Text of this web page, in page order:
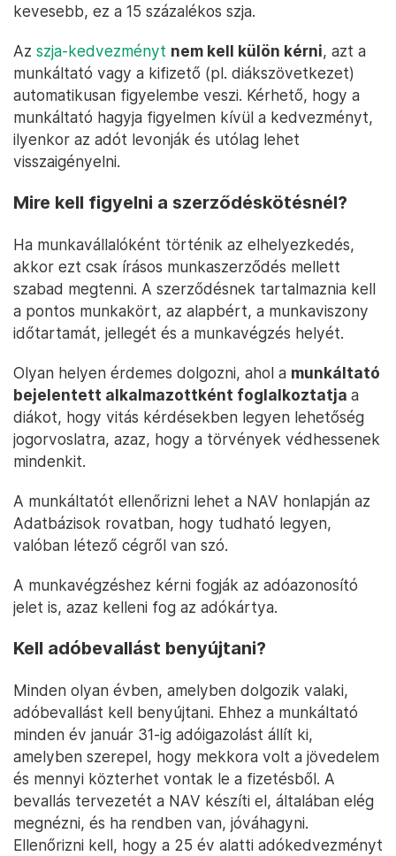
kevesebb, ez a 15 százalékos szja.
Az szja-kedvezményt nem kell külön kérni, azt a
munkáltató vagy a kifizető (pl. diákszövetkezet)
automatikusan figyelembe veszi. Kérhető, hogy a
munkáltató hagyja figyelmen kívül a kedvezményt,
ilyenkor az adót levonják és utólag lehet
visszaigényelni.
Mire kell figyelni a szerződéskötésnél?
Ha munkavállalóként történik az elhelyezkedés,
akkor ezt csak írásos munkaszerződés mellett
szabad megtenni. A szerződésnek tartalmaznia kell
a pontos munkakört, az alapbért, a munkaviszony
időtartamát, jellegét és a munkavégzés helyét.
Olyan helyen érdemes dolgozni, ahol a munkáltató
bejelentett alkalmazottként foglalkoztatja a
diákot, hogy vitás kérdésekben legyen lehetőség
jogorvoslatra, azaz, hogy a törvények védhessenek
mindenkit.
A munkáltatót ellenőrizni lehet a NAV honlapján az
Adatbázisok rovatban, hogy tudható legyen,
valóban létező cégről van szó.
A munkavégzéshez kérni fogják az adóazonosító
jelet is, azaz kelleni fog az adókártya.
Kell adóbevallást benyújtani?
Minden olyan évben, amelyben dolgozik valaki,
adóbevallást kell benyújtani. Ehhez a munkáltató
minden év január 31-ig adóigazolást állít ki,
amelyben szerepel, hogy mekkora volt a jövedelem
és mennyi közterhet vontak le a fizetésből. A
bevallás tervezetét a NAV készíti el, általában elég
megnézni, és ha rendben van, jóváhagyni.
Ellenőrizni kell, hogy a 25 év alatti adókedvezményt